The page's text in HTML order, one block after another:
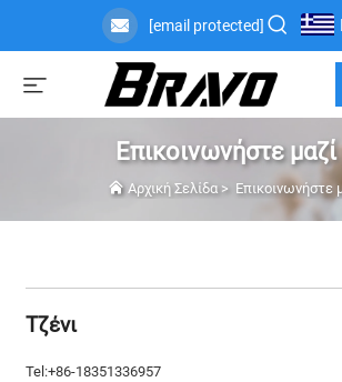
[email protected]
Επικοινωνήστε
Αρχική Σελίδα> Επικοινωνήστε
Τζένι
Tel:+86-18351336957